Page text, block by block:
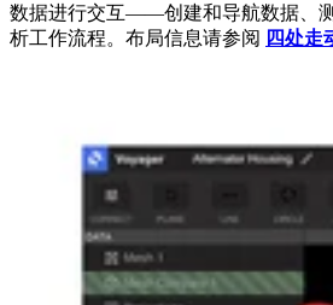
数据进行交互——创建和导航数据、
析工作流程。布局信息请参阅 四处走